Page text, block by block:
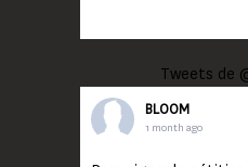
Tweets de
BLOOM
1 month ago